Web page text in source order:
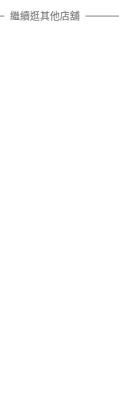
繼續逛其他店舖